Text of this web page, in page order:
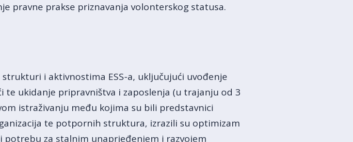
pravne prakse priznavanja volonterskog statusa.
i aktivnostima ESS-a, uključujući uvođenje
ukidanje pripravništva i zaposlenja (u trajanju od 3
istraživanju među kojima su bili predstavnici
te potpornih struktura, izrazili su optimizam
za stalnim unaprjeđenjem i razvojem